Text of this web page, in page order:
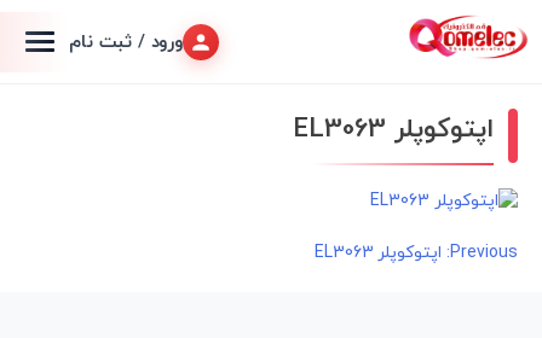
ورود / ثبت نام
اپتوکوپلر EL3063
راهبری
Previous: اپتوکوپلر EL3063